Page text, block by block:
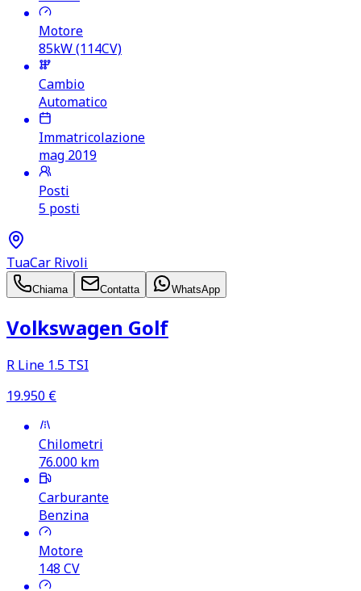
Motore
85kW (114CV)
Cambio
Automatico
Immatricolazione
mag 2019
Posti
5 posti
TuaCar Rivoli
Chiama Contatta WhatsApp
Volkswagen Golf
R Line 1.5 TSI
19.950 €
Chilometri
76.000 km
Carburante
Benzina
Motore
148 CV